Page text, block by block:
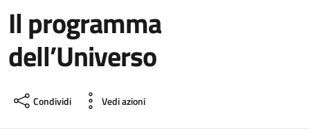
Il programma
dell’Universo
Condividi Vedi azioni